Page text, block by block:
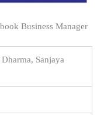
Business Manager
Dharma, Sanjaya